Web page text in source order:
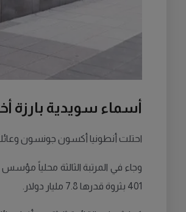
أسماء سويدية بارزة
احتلت أنطونيا أكسون جونسون وعائلتها، المالكة
401 بثروة قدرها 7.8 مليار دولار.